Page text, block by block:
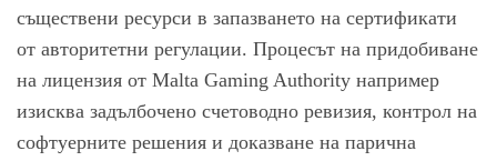
съществени ресурси в запазването на сертификати
от авторитетни регулации. Процесът на придобиване
на лицензия от Malta Gaming Authority например
изисква задълбочено счетоводно ревизия, контрол на
софтуерните решения и доказване на парична